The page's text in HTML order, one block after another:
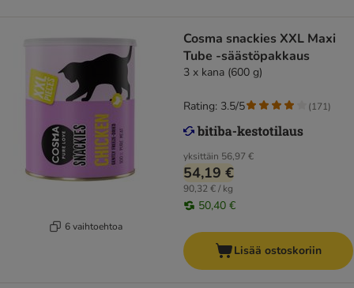
6 vaihtoehtoa
Cosma snackies XXL Maxi
Tube -säästöpakkaus
3 x kana (600 g)
yksittäin 56,97 €
54,19 €
90,32 € / kg
50,40 €
Rating: 3.5/5 (171)
Lisää ostoskoriin